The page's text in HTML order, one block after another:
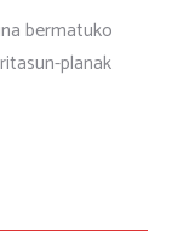
bermatuko
planak